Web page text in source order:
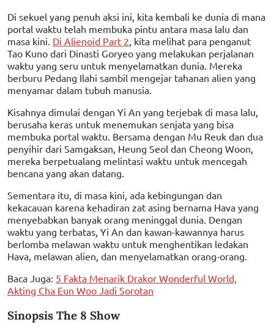
Di sekuel yang penuh aksi ini, kita kembali ke dunia di mana
portal waktu telah membuka pintu antara masa lalu dan
masa kini. Di Alienoid Part 2, kita melihat para penganut
Tao Kuno dari Dinasti Goryeo yang melakukan perjalanan
waktu yang seru untuk menyelamatkan dunia. Mereka
berburu Pedang Ilahi sambil mengejar tahanan alien yang
menyamar dalam tubuh manusia.
Kisahnya dimulai dengan Yi An yang terjebak di masa lalu,
berusaha keras untuk menemukan senjata yang bisa
membuka portal waktu. Bersama dengan Mu Reuk dan dua
penyihir dari Samgaksan, Heung Seol dan Cheong Woon,
mereka berpetualang melintasi waktu untuk mencegah
bencana yang akan datang.
Sementara itu, di masa kini, ada kebingungan dan
kekacauan karena kehadiran zat asing bernama Hava yang
menyebabkan banyak orang meninggal dunia. Dengan
waktu yang terbatas, Yi An dan kawan-kawannya harus
berlomba melawan waktu untuk menghentikan ledakan
Hava, melawan alien, dan menyelamatkan orang-orang.
Baca Juga: 5 Fakta Menarik Drakor Wonderful World,
Akting Cha Eun Woo Jadi Sorotan
Sinopsis The 8 Show